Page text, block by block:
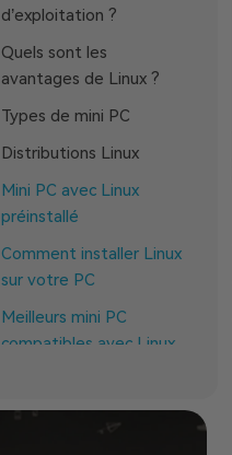
d’exploitation ?
Quels sont les
avantages de Linux ?
Types de mini PC
Distributions Linux
Mini PC avec Linux
préinstallé
Comment installer Linux
sur votre PC
Meilleurs mini PC
compatibles avec Linux